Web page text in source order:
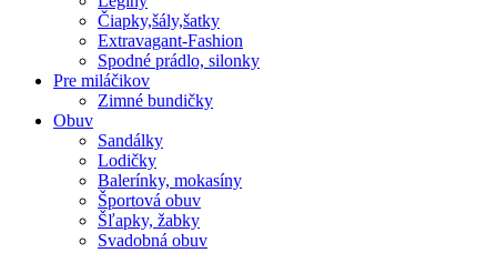
Čiapky,šály,šatky
Extravagant-Fashion
Spodné prádlo, silonky
Pre miláčikov
Zimné bundičky
Obuv
Sandálky
Lodičky
Balerínky, mokasíny
Športová obuv
Šľapky, žabky
Svadobná obuv